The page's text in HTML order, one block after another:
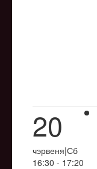
20
чэрвеня|Сб
16:30 - 17:20